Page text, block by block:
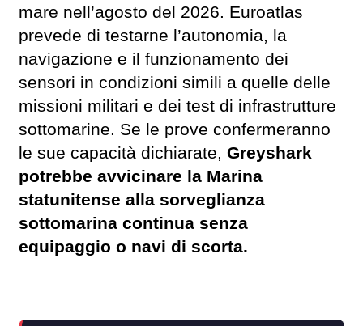
mare nell’agosto del 2026. Euroatlas
prevede di testarne l’autonomia, la
navigazione e il funzionamento dei
sensori in condizioni simili a quelle delle
missioni militari e dei test di infrastrutture
sottomarine. Se le prove confermeranno
le sue capacità dichiarate, Greyshark
potrebbe avvicinare la Marina
statunitense alla sorveglianza
sottomarina continua senza
equipaggio o navi di scorta.